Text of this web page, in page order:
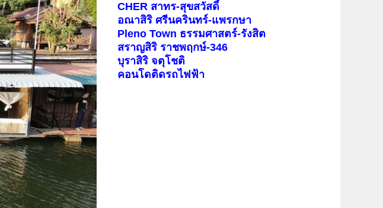
CHER สาทร-สุขสวัสดิ์
อณาสิริ ศรีนครินทร์-แพรกษา
Pleno Town ธรรมศาสตร์-รังสิต
สราญสิริ ราชพฤกษ์-346
บุราสิริ จตุโชติ
คอนโดติดรถไฟฟ้า